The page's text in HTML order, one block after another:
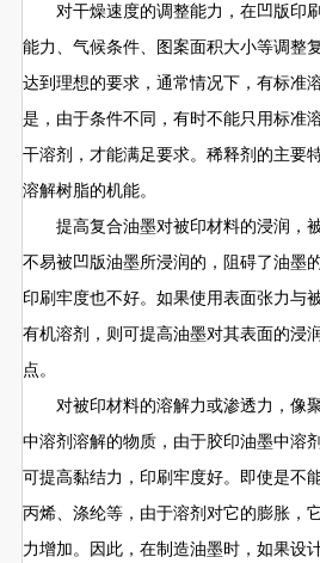
对干燥速度的调整能力，在凹版印
能力、气候条件、图案面积大小等调整
达到理想的要求，通常情况下，有标准
是，由于条件不同，有时不能只用标准
干溶剂，才能满足要求。稀释剂的主要
溶解树脂的机能。
提高复合油墨对被印材料的浸润，被
不易被凹版油墨所浸润的，阻碍了油墨
印刷牢度也不好。如果使用表面张力与
有机溶剂，则可提高油墨对其表面的浸
点。
对被印材料的溶解力或渗透力，像聚
中溶剂溶解的物质，由于胶印油墨中溶
可提高黏结力，印刷牢度好。即使是不
丙烯、涤纶等，由于溶剂对它的膨胀，
力增加。因此，在制造油墨时，如果设